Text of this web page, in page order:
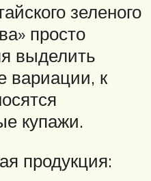
зеленого
просто
выделить
вариации, к
купажи.
продукция: